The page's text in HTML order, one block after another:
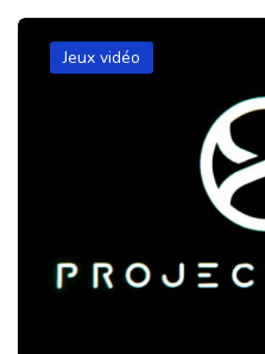
Jeux vidéo